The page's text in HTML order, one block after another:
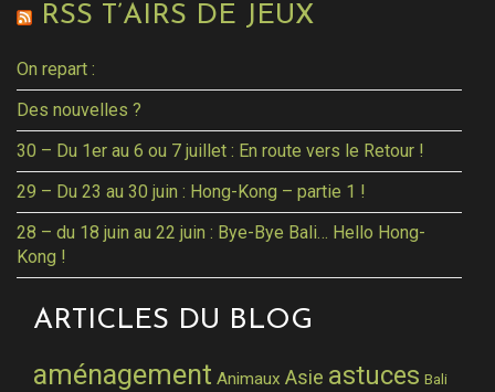
RSS T’AIRS DE JEUX
On repart :
Des nouvelles ?
30 – Du 1er au 6 ou 7 juillet : En route vers le Retour !
29 – Du 23 au 30 juin : Hong-Kong – partie 1 !
28 – du 18 juin au 22 juin : Bye-Bye Bali… Hello Hong-
Kong !
ARTICLES DU BLOG
aménagement Animaux Asie astuces Bali